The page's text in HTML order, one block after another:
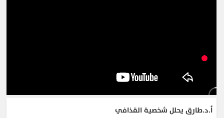
أ.د.طارق يحلل شخصية القذافي